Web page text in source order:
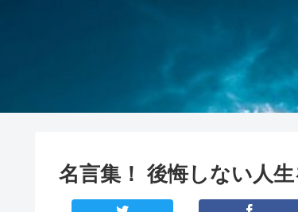
名言集！ 後悔しない人